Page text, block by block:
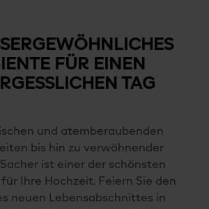
FÜR EINEN
TAG
und atemberaubenden
bis hin zu verwöhnender
ist einer der schönsten
Ihre Hochzeit. Feiern Sie den
neuen Lebensabschnittes in